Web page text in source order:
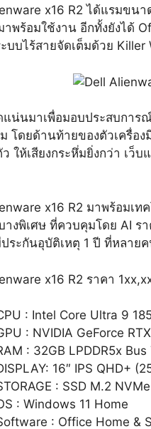
x16 R2 ได้แรมขน
าพร้อมใช้งาน อีกทั้งยังได้
ะบบไร้สายจัดเต็มด้วย
น่นมาเพื่อมอบประสบการ
โดยด้านท้ายของตัวเครื่อ
ให้เสียงกระหึ่มยิ่งกว่า เว็
x16 R2 มาพร้อมเ
างพิเศษ ที่ควบคุมโดย AI ร
ระกันอุบัติเหตุ 1 ปี ที่หลาย
x16 R2 ราคา
: Intel Core Ultra 9
: NVIDIA GeForce
: 32GB LPDDR5x
16″ IPS QHD+
: SSD M.2
: Windows 11 Home
: Office Home &